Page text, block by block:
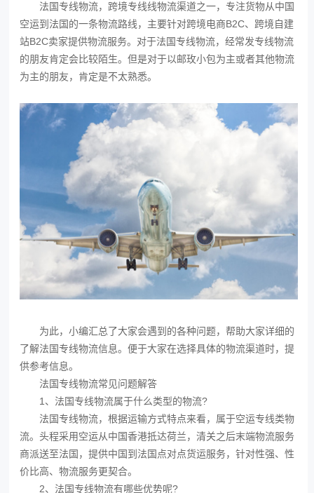
法国专线物流，跨境专线线物流渠道之一，专注货物从中国
空运到法国的一条物流路线，主要针对跨境电商B2C、跨境自建
站B2C卖家提供物流服务。对于法国专线物流，经常发专线物流
的朋友肯定会比较陌生。但是对于以邮玫小包为主或者其他物流
为主的朋友，肯定是不太熟悉。
为此，小编汇总了大家会遇到的各种问题，帮助大家详细的
了解法国专线物流信息。便于大家在选择具体的物流渠道时，提
供参考信息。
法国专线物流常见问题解答
1、法国专线物流属于什么类型的物流?
法国专线物流，根据运输方式特点来看，属于空运专线类物
流。头程采用空运从中国香港抵达荷兰，清关之后末端物流服务
商派送至法国，提供中国到法国点对点货运服务，针对性强、性
价比高、物流服务更契合。
2、法国专线物流有哪些优势呢?